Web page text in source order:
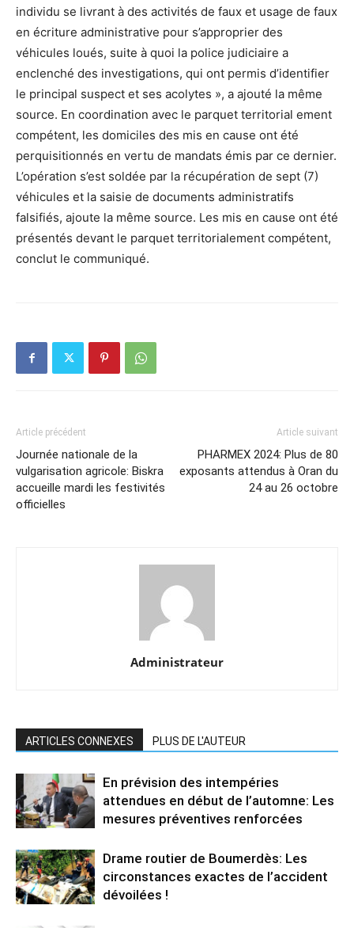
individu se livrant à des activités de faux et usage de faux
en écriture administrative pour s’approprier des
véhicules loués, suite à quoi la police judiciaire a
enclenché des investigations, qui ont permis d’identifier
le principal suspect et ses acolytes », a ajouté la même
source. En coordination avec le parquet territorial ement
compétent, les domiciles des mis en cause ont été
perquisitionnés en vertu de mandats émis par ce dernier.
L’opération s’est soldée par la récupération de sept (7)
véhicules et la saisie de documents administratifs
falsifiés, ajoute la même source. Les mis en cause ont été
présentés devant le parquet territorialement compétent,
conclut le communiqué.
Article précédent
Journée nationale de la
vulgarisation agricole: Biskra
accueille mardi les festivités
officielles
Article suivant
PHARMEX 2024: Plus de 80
exposants attendus à Oran du
24 au 26 octobre
Administrateur
ARTICLES CONNEXES PLUS DE L'AUTEUR
En prévision des intempéries
attendues en début de l’automne: Les
mesures préventives renforcées
Drame routier de Boumerdès: Les
circonstances exactes de l’accident
dévoilées !